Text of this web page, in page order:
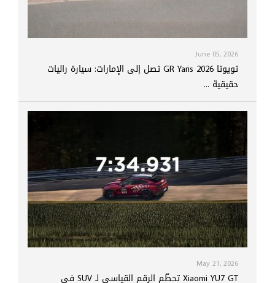
June 05, 2026
تويوتا GR Yaris 2026 تصل إلى الإمارات: سيارة راليات
حقيقية ...
May 21, 2026
Xiaomi YU7 GT تحطّم الرقم القياسي لـ SUV في